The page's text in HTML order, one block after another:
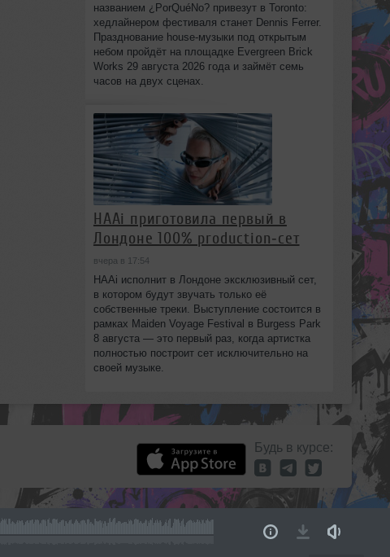
названием ¿PorQuéNo? привезут в Toronto:
хедлайнером фестиваля станет Dennis Ferrer.
Празднование house-музыки под открытым
небом пройдёт на площадке Evergreen Brick
Works 29 августа 2026 года и займёт семь
часов на двух сценах.
HAAi приготовила первый в
Лондоне 100% production‑сет
вчера в 17:54
HAAi исполнит в Лондоне эксклюзивный сет,
в котором будут звучать только её
собственные треки. Выступление состоится в
рамках Maiden Voyage Festival в Burgess Park
8 августа — это первый раз, когда артистка
полностью построит сет исключительно на
своей музыке.
Будь в курсе: